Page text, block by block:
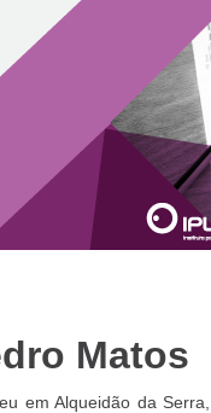
Matos
em Alqueidão da Serra,